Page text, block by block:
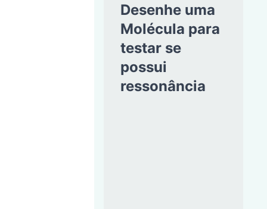
Desenhe uma
Molécula para
testar se
possui
ressonância